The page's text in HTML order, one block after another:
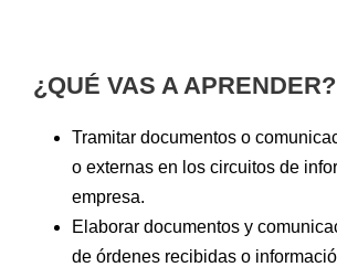
¿QUÉ VAS A APRENDER?
Tramitar documentos o
o externas en los circuitos de
empresa.
Elaborar documentos y
de órdenes recibidas o